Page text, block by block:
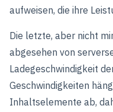
aufweisen, die ihre
Die letzte, aber nicht
abgesehen von
Ladegeschwindigkeit
Geschwindigkeiten
Inhaltselemente ab,